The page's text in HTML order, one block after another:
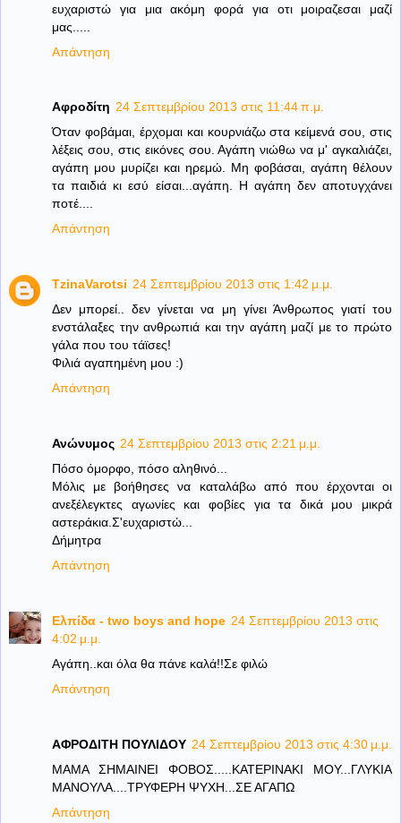
ευχαριστώ για μια ακόμη φορά για οτι μοιραζεσαι μαζί
μας.....
Απάντηση
Αφροδίτη 24 Σεπτεμβρίου 2013 στις 11:44 π.μ.
Όταν φοβάμαι, έρχομαι και κουρνιάζω στα κείμενά σου, στις
λέξεις σου, στις εικόνες σου. Αγάπη νιώθω να μ' αγκαλιάζει,
αγάπη μου μυρίζει και ηρεμώ. Μη φοβάσαι, αγάπη θέλουν
τα παιδιά κι εσύ είσαι...αγάπη. Η αγάπη δεν αποτυγχάνει
ποτέ....
Απάντηση
TzinaVarotsi 24 Σεπτεμβρίου 2013 στις 1:42 μ.μ.
Δεν μπορεί.. δεν γίνεται να μη γίνει Άνθρωπος γιατί του
ενστάλαξες την ανθρωπιά και την αγάπη μαζί με το πρώτο
γάλα που του τάϊσες!
Φιλιά αγαπημένη μου :)
Απάντηση
Ανώνυμος 24 Σεπτεμβρίου 2013 στις 2:21 μ.μ.
Πόσο όμορφο, πόσο αληθινό...
Μόλις με βοήθησες να καταλάβω από που έρχονται οι
ανεξέλεγκτες αγωνίες και φοβίες για τα δικά μου μικρά
αστεράκια.Σ'ευχαριστώ...
Δήμητρα
Απάντηση
Ελπίδα - two boys and hope 24 Σεπτεμβρίου 2013 στις
4:02 μ.μ.
Αγάπη..και όλα θα πάνε καλά!!Σε φιλώ
Απάντηση
ΑΦΡΟΔΙΤΗ ΠΟΥΛΙΔΟΥ 24 Σεπτεμβρίου 2013 στις 4:30 μ.μ.
ΜΑΜΑ ΣΗΜΑΙΝΕΙ ΦΟΒΟΣ.....ΚΑΤΕΡΙΝΑΚΙ ΜΟΥ...ΓΛΥΚΙΑ
ΜΑΝΟΥΛΑ....ΤΡΥΦΕΡΗ ΨΥΧΗ...ΣΕ ΑΓΑΠΩ
Απάντηση